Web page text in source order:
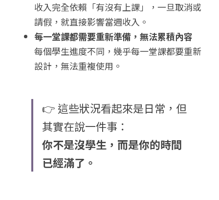
收入完全依賴「有沒有上課」，一旦取消或
請假，就直接影響當週收入。
每一堂課都需要重新準備，無法累積內容
每個學生進度不同，幾乎每一堂課都要重新
設計，無法重複使用。
👉 這些狀況看起來是日常，但
其實在說一件事：
你不是沒學生，而是你的時間
已經滿了。